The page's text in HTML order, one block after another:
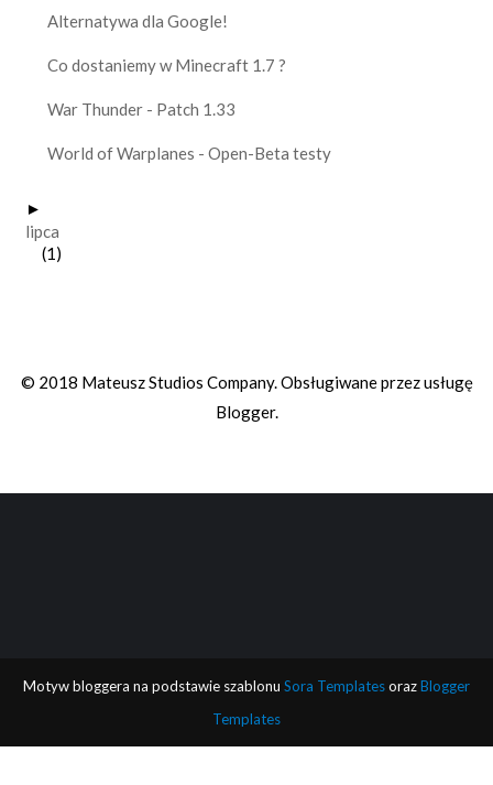
Alternatywa dla Google!
Co dostaniemy w Minecraft 1.7 ?
War Thunder - Patch 1.33
World of Warplanes - Open-Beta testy
►
lipca
(1)
© 2018 Mateusz Studios Company. Obsługiwane przez usługę
Blogger.
Motyw bloggera na podstawie szablonu Sora TemplatesorazBlogger
Templates